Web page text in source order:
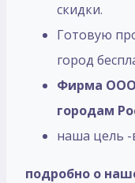
скидки.
Готовую
город
Фирма ООО
городам
наша цель
подробно о